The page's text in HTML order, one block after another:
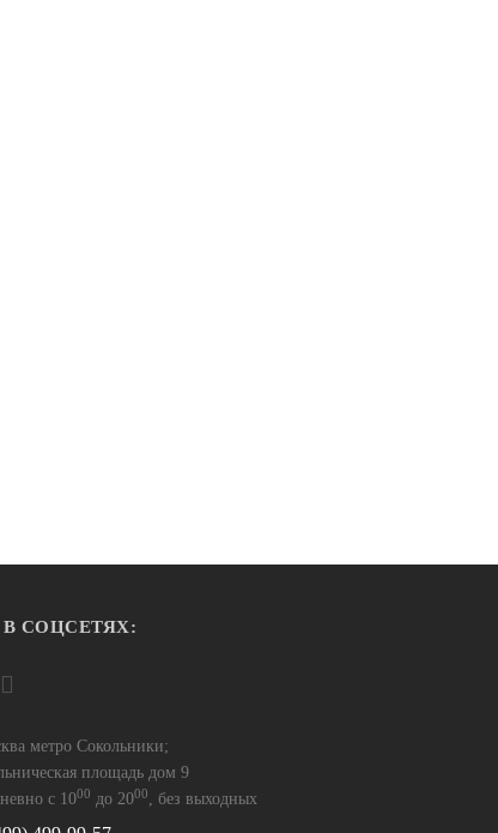
В наличии
28 900
СОЦСЕТЯХ:
метро Сокольники;
площадь дом 9
с 1000 до 2000, без выходных